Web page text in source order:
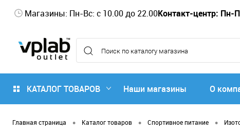
Магазины: Пн-Вс: с 10.00 до 22.00Контакт-центр: Пн-
КАТАЛОГ ТОВАРОВ Наши магазины О
Главная страница • Каталог товаров • Спортивное питание •